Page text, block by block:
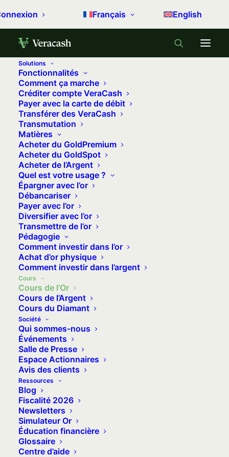
Français English
Solutions
Fonctionnalités
Comment ça marche
Créditer compte VeraCash
Payer avec la carte de débit
Transférer des VeraCash
Transmutation
Matières
Acheter du GoldPremium
Acheter du GoldSpot
Acheter de l’Argent
Quel est votre usage ?
Épargner avec l’or
Débancariser
Payer avec l’or
Diversifier avec l’or
Transmettre de l’or
Pédagogie
Comment investir dans l’or
Achat d’or physique
Comment investir dans l’argent
Cours
Cours de l’Or
Cours de l’Argent
Cours du Diamant
Société
Qui sommes-nous
Événements
Salle de Presse
Espace Actionnaires
Avis des clients
Ressources
Blog
Fiscalité 2026
Newsletters
Simulateur Or
Éducation financière
Glossaire
Centre d’aide
Accueil Cours de l’or
Le cours de l'or
Cours de l'Or international en EUR
et USD
Poids Cours EUR
1g Or
Once d'Or
(1oz)
3 756,16 €
1kg Or 120 763,35 €
Variation 24H
0,00 %
ℹ︎ Le cours de l’or « spot », c’est-à-dire le prix auquel l’or
s’échange sur les marchés internationaux, correspond au
prix du « GoldSpot ».
Les données sont mises à jour toutes les 15 minutes.
Veuillez rafraîchir la page si elles ne sont pas mises à jour
automatiquement.
Vous pouvez aussi accéder au
gramme .
Or 3 756,16 € / oz
Produit
Or
Argent
premium